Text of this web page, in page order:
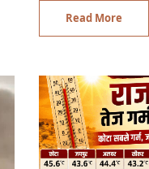
Read More